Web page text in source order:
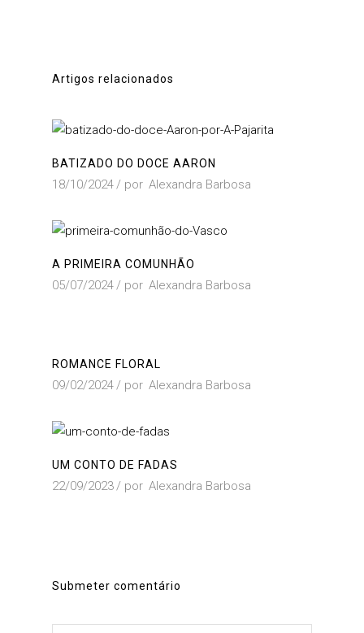
Artigos relacionados
BATIZADO DO DOCE AARON
18/10/2024 por Alexandra Barbosa
A PRIMEIRA COMUNHÃO
05/07/2024 por Alexandra Barbosa
ROMANCE FLORAL
09/02/2024 por Alexandra Barbosa
UM CONTO DE FADAS
22/09/2023 por Alexandra Barbosa
Submeter comentário